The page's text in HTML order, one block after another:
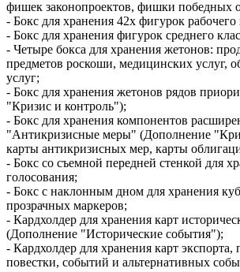
фишек законопроектов, фишки победных
- Бокс для хранения 42х фигурок рабочего
- Бокс для хранения фигурок среднего
- Четыре бокса для хранения жетонов:
предметов роскоши, медицинских услуг,
услуг;
- Бокс для хранения жетонов рядов
"Кризис и контроль");
- Бокс для хранения компонентов
"Антикризисные меры" (Дополнение
карты антикризисных мер, карты
- Бокс со съемной передней стенкой для
голосования;
- Бокс с наклонным дном для хранения
прозрачных маркеров;
- Кардхолдер для хранения карт
(Дополнение "Исторические события");
- Кардхолдер для хранения карт экспорта,
повестки, событий и альтернативных